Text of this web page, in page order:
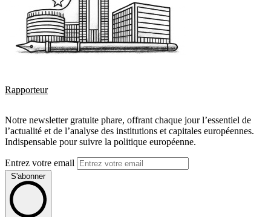
Rapporteur
Notre newsletter gratuite phare, offrant chaque jour l’essentiel de
l’actualité et de l’analyse des institutions et capitales européennes.
Indispensable pour suivre la politique européenne.
Entrez votre email
S'abonner